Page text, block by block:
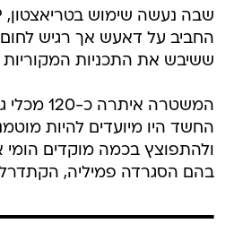
החביב על דאעש אך רגיש
ששיבש את התכניות המקוריות
המשטרה
החשד היו מיועדים להיות
ולהתפוצץ בכמה מוקדים
בהם הסגרדה פמיליה,